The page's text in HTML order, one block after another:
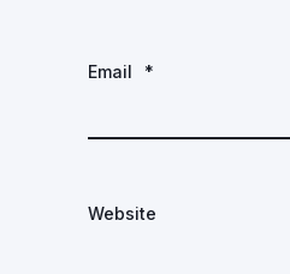
Email *
Website